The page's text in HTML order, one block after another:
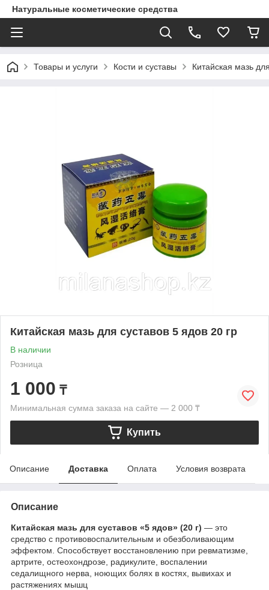
Натуральные косметические средства
Товары и услуги Кости и суставы Китайская мазь
Китайская мазь для суставов 5 ядов 20 гр
В наличии
Розница
1 000 ₸
Минимальная сумма заказа на сайте — 2 000 ₸
Купить
Описание Доставка Оплата Условия возврата
Описание
Китайская мазь для суставов «5 ядов» (20 г) — это
средство с противовоспалительным и обезболивающим
эффектом. Способствует восстановлению при ревматизме,
артрите, остеохондрозе, радикулите, воспалении
седалищного нерва, ноющих болях в костях, вывихах и
растяжениях мышц